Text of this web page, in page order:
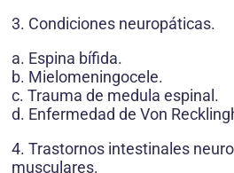
3. Condiciones neuropáticas.
a. Espina bífida.
b. Mielomeningocele.
c. Trauma de medula espinal.
d. Enfermedad de Von
4. Trastornos intestinales
musculares.